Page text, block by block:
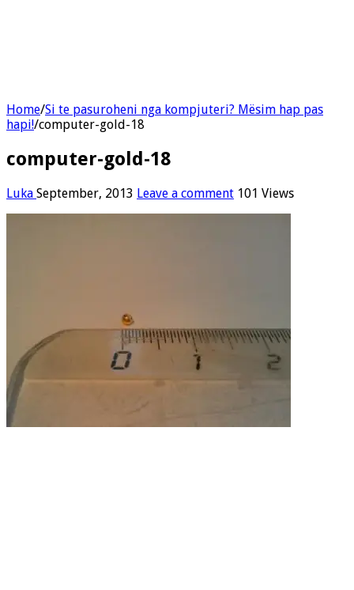
Home/Si te pasuroheni nga kompjuteri? Mësim hap pas
hapi!/computer-gold-18
computer-gold-18
Luka September, 2013 Leave a comment 101 Views